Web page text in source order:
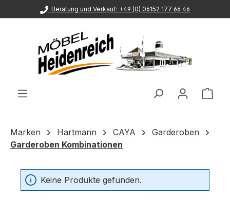
Zum Hauptinhalt springen
Beratung und Verkauf: +49 (0) 06152 177 66 46
Marken Hartmann CAYA
Garderoben
Garderoben Kombinationen
Keine Produkte gefunden.